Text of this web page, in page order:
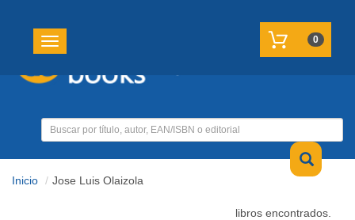
Toggle navigation 0
Inicio Jose Luis Olaizola
libros encontrados.